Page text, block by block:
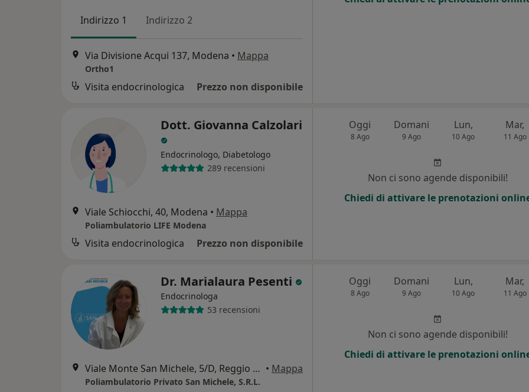
Indirizzo 1 Indirizzo 2
Via Divisione Acqui 137, Modena • Mappa
Ortho1
Visita endocrinologica Prezzo non disponibile
Dott. Giovanna Calzolari
Endocrinologo, Diabetologo
289 recensioni
Viale Schiocchi, 40, Modena • Mappa
Poliambulatorio LIFE Modena
Visita endocrinologica Prezzo non disponibile
Oggi
8 Ago
Domani
9 Ago
Lun,
10 Ago
Mar,
11 Ago
Non ci sono agende disponibili!
Chiedi di attivare le prenotazioni
Dr. Marialaura Pesenti
Endocrinologa
53 recensioni
Viale Monte San Michele, 5/D, Reggio Emilia • Mappa
Poliambulatorio Privato San Michele, S.R.L.
Oggi
8 Ago
Domani
9 Ago
Lun,
10 Ago
Mar,
11 Ago
Non ci sono agende disponibili!
Chiedi di attivare le prenotazioni